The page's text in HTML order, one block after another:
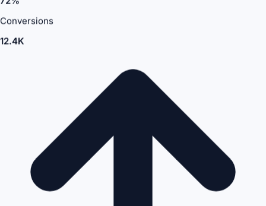
Conversions
12.4K